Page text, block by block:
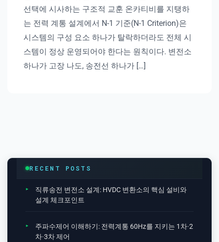
선택에 시사하는 구조적 교훈 온카티비를 지탱하
는 전력 계통 설계에서 N-1 기준(N-1 Criterion)은
시스템의 구성 요소 하나가 탈락하더라도 전체 시
스템이 정상 운영되어야 한다는 원칙이다. 변전소
하나가 고장 나도, 송전선 하나가 […]
RECENT POSTS
직류송전 변전소 설계: HVDC 변환소의 핵심 설비와
설계 체크포인트
주파수제어 이해하기: 전력계통 60Hz를 지키는 1차·2
차·3차 제어